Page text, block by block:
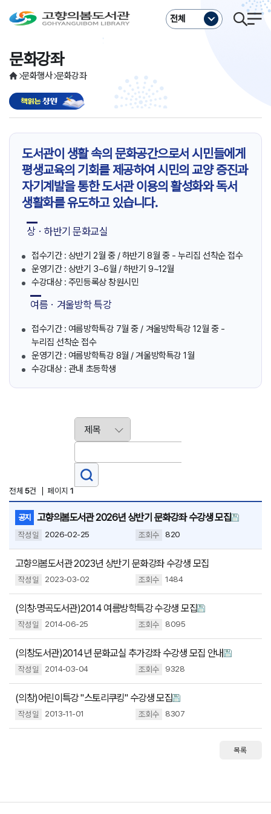
전체
문화행사 문화강좌
문화강좌
도서관이 생활 속의 문화공간으로서 시민들에게
평생교육의 기회를 제공하여 시민의 교양 증진과
자기계발을 통한 도서관 이용의 활성화와 독서
생활화를 유도하고 있습니다.
상ㆍ하반기 문화교실
접수기간 : 상반기 2월 중 / 하반기 8월 중 - 누리집 선착순 접수
운영기간 : 상반기 3~6월 / 하반기 9~12월
수강대상 : 주민등록상 창원시민
여름ㆍ겨울방학 특강
접수기간 : 여름방학특강 7월 중 / 겨울방학특강 12월 중 -
누리집 선착순 접수
운영기간 : 여름방학특강 8월 / 겨울방학특강 1월
수강대상 : 관내 초등학생
전체 5건 페이지 1
공지 고향의봄도서관 2026년 상반기 문화강좌 수강생 모집
2026-02-25 820
고향의봄도서관 2023년 상반기 문화강좌 수강생 모집
2023-03-02 1484
(의창·명곡도서관)2014 여름방학특강 수강생 모집
2014-06-25 8095
(의창도서관)2014년 문화교실 추가강좌 수강생 모집 안내
2014-03-04 9328
(의창)어린이특강 "스토리쿠킹" 수강생 모집
2013-11-01 8307
목록